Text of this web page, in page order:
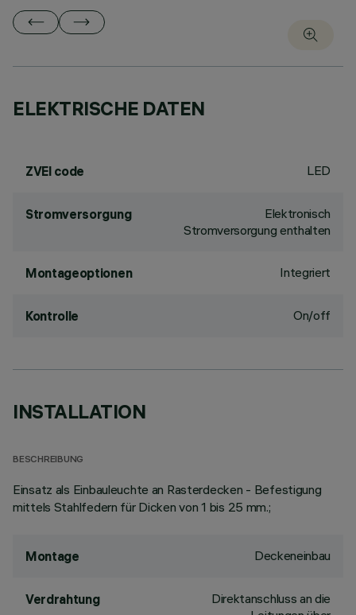
ELEKTRISCHE DATEN
ZVEI code LED
Stromversorgung
Elektronisch
Stromversorgung enthalten
Montageoptionen Integriert
Kontrolle On/off
INSTALLATION
BESCHREIBUNG
Einsatz als Einbauleuchte an Rasterdecken - Befestigung
mittels Stahlfedern für Dicken von 1 bis 25 mm.;
Montage Deckeneinbau
Verdrahtung
Direktanschluss an die